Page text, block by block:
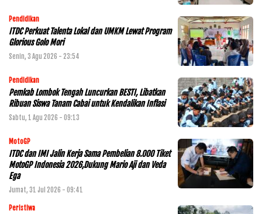
Pendidikan
ITDC Perkuat Talenta Lokal dan UMKM Lewat Program
Glorious Golo Mori
Senin, 3 Agu 2026 - 23:54
Pendidikan
Pemkab Lombok Tengah Luncurkan BESTI, Libatkan
Ribuan Siswa Tanam Cabai untuk Kendalikan Inflasi
Sabtu, 1 Agu 2026 - 09:13
MotoGP
ITDC dan IMI Jalin Kerja Sama Pembelian 8.000 Tiket
MotoGP Indonesia 2026,Dukung Mario Aji dan Veda
Ega
Jumat, 31 Jul 2026 - 09:41
Peristiwa